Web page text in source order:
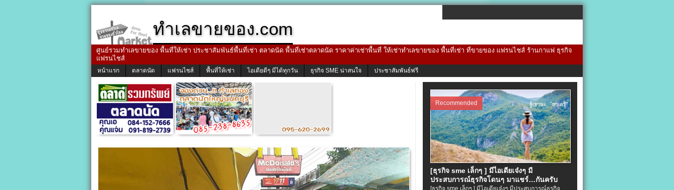
ทำเลขายของ.com
ศูนย์รวมทำเลขายของ พื้นที่ให้เช่า ประชาสัมพันธ์พื้นที่เช่า ตลาดนัด พื้นที่เช่าตลาดนัด ราคาค่าเช่าพื้นที่ ให้เช่าทำเลขายของ พื้นที่เช่า ที่ขายของ แฟรนไชส์ ร้านกาแฟ ธุรกิจ
แฟรนไชส์
หน้าแรก ตลาดนัด แฟรนไชส์ พื้นที่ให้เช่า ไอเดียดีๆ มีได้ทุกวัน ธุรกิจ SME น่าสนใจ ประชาสัมพันธ์ฟรี
Recommended
[ธุรกิจ sme เล็กๆ ] มีไอเดียเจ๋งๆ มี
ประสบการณ์ธุรกิจโดนๆ มาแชร์…กันครับ
[ธุรกิจ sme เล็กๆ ] มีไอเดียเจ๋งๆ มีประสบการณ์ธุรกิจ